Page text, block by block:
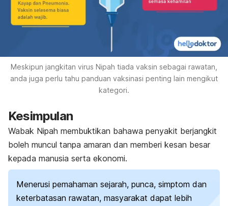
Meskipun jangkitan virus Nipah tiada vaksin sebagai rawatan,
anda juga perlu tahu panduan vaksinasi penting lain mengikut
kategori.
Kesimpulan
Wabak Nipah membuktikan bahawa penyakit berjangkit
boleh muncul tanpa amaran dan memberi kesan besar
kepada manusia serta ekonomi.
Menerusi pemahaman sejarah, punca, simptom dan
keterbatasan rawatan, masyarakat dapat lebih